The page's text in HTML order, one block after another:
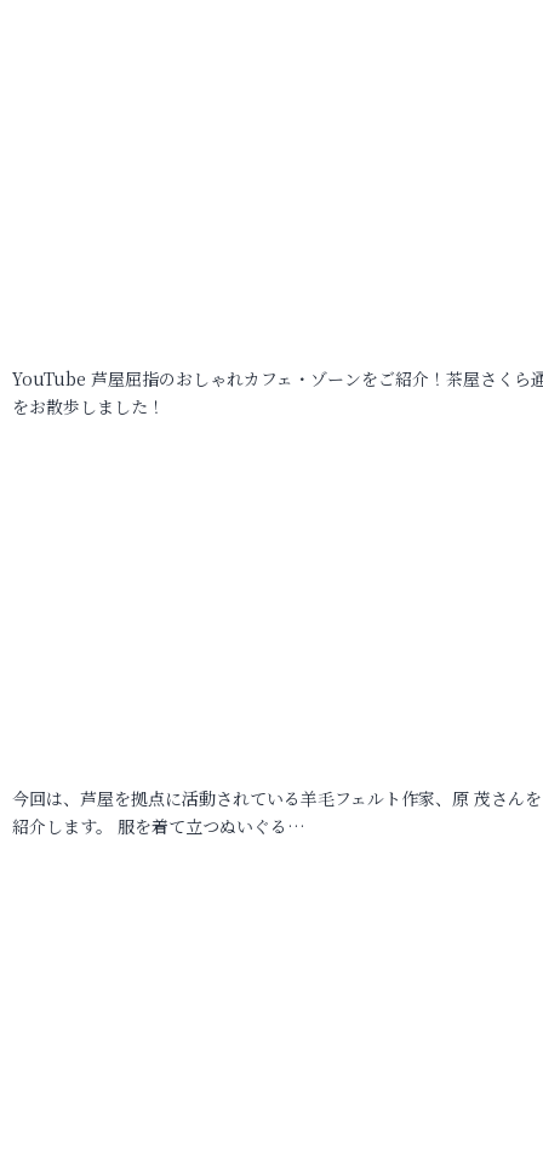
YouTube 芦屋屈指のおしゃれカフェ・ゾーンをご紹介！茶屋さくら
をお散歩しました！
今回は、芦屋を拠点に活動されている羊毛フェルト作家、原 茂さん
紹介します。 服を着て立つぬいぐる…